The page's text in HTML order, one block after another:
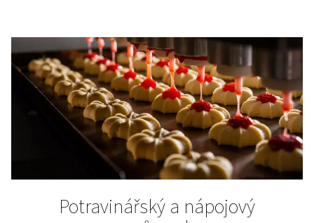
odstranění pevných částic
V – filtr pro odstranění olejových aerosolů a
Kde jsou filtry
vzduchu používány?
Filtry pro stlačený vzduch hrají klíčovou roli v celé